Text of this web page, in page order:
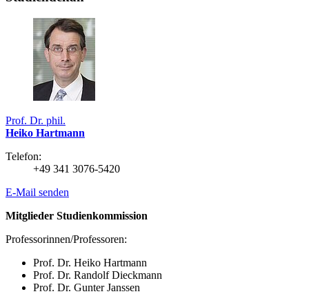
Prof. Dr. phil.
Heiko Hartmann
Telefon:
+49 341 3076-5420
E-Mail senden
Mitglieder Studienkommission
Professorinnen/Professoren:
Prof. Dr. Heiko Hartmann
Prof. Dr. Randolf Dieckmann
Prof. Dr. Gunter Janssen